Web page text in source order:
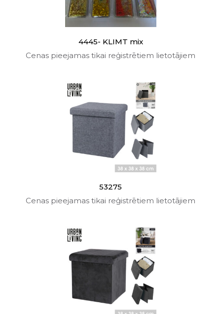
4445- KLIMT mix
Cenas pieejamas tikai reģistrētiem lietotājiem
53275
Cenas pieejamas tikai reģistrētiem lietotājiem